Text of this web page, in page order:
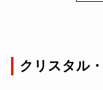
クリスタル